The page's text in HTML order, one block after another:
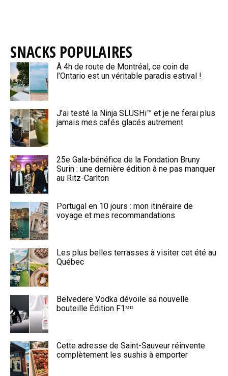
SNACKS POPULAIRES
À 4h de route de Montréal, ce coin de
l’Ontario est un véritable paradis estival !
J’ai testé la Ninja SLUSHi™ et je ne ferai plus
jamais mes cafés glacés autrement
25e Gala-bénéfice de la Fondation Bruny
Surin : une dernière édition à ne pas manquer
au Ritz-Carlton
Portugal en 10 jours : mon itinéraire de
voyage et mes recommandations
Les plus belles terrasses à visiter cet été au
Québec
Belvedere Vodka dévoile sa nouvelle
bouteille Édition F1ᴹᴰ
Cette adresse de Saint-Sauveur réinvente
complètement les sushis à emporter